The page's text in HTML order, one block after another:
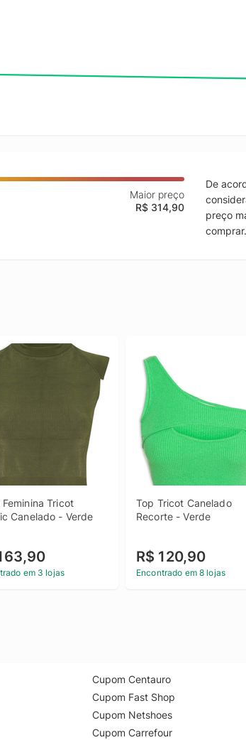
Maior preço
R$ 314,90
De
preço
comprar.
Feminina Tricot
Canelado - Verde
em 3 lojas
Top Tricot Canelado
Recorte - Verde
R$ 120,90
Encontrado em 8 lojas
Cupom Centauro
Cupom Fast Shop
Cupom Netshoes
Cupom Carrefour